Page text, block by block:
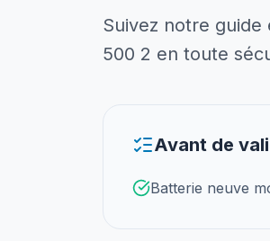
Suivez notre
500 2 en toute
Avant de
Batterie neuve